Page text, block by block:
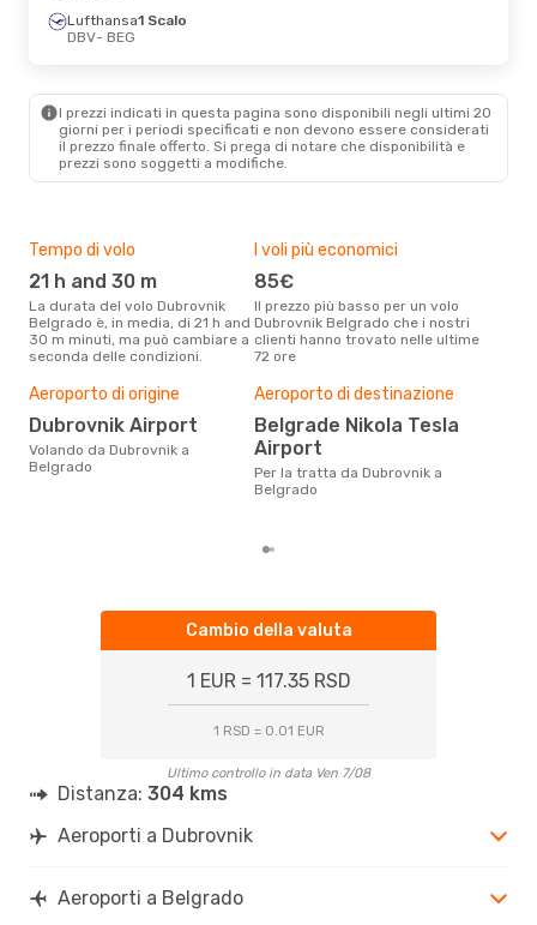
Lufthansa1 Scalo
DBV- BEG
I prezzi indicati in questa pagina sono disponibili negli ultimi 20
giorni per i periodi specificati e non devono essere considerati
il ​​prezzo finale offerto. Si prega di notare che disponibilità e
prezzi sono soggetti a modifiche.
Tempo di volo
21 h and 30 m
La durata del volo Dubrovnik
Belgrado è, in media, di 21 h and
30 m minuti, ma può cambiare a
seconda delle condizioni.
I voli più economici
85€
Il prezzo più basso per un volo
Dubrovnik Belgrado che i nostri
clienti hanno trovato nelle ultime
72 ore
Aeroporto di origine
Dubrovnik Airport
Volando da Dubrovnik a
Belgrado
Aeroporto di destinazione
Belgrade Nikola Tesla
Airport
Per la tratta da Dubrovnik a
Belgrado
Cambio della valuta
1 EUR = 117.35 RSD
1 RSD = 0.01 EUR
Ultimo controllo in data Ven 7/08
Distanza: 304 kms
Aeroporti a Dubrovnik
Aeroporti a Belgrado